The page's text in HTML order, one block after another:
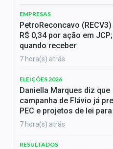
EMPRESAS
PetroReconcavo
R$ 0,34 por ação em
quando receber
7 hora(s) atrás
ELEIÇÕES 2026
Daniella Marques diz que
campanha de Flávio já
PEC e projetos de lei
7 hora(s) atrás
RESULTADOS